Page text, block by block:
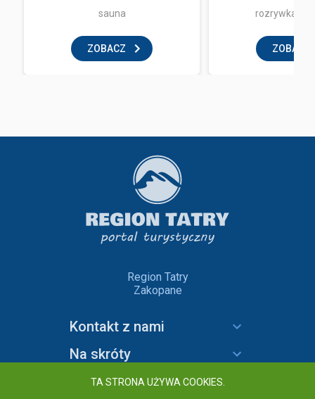
sauna
ZOBACZ
rozrywka i
ZOBACZ
Region Tatry
Zakopane
Kontakt z nami
Na skróty
Informacje
TA STRONA UŻYWA COOKIES.